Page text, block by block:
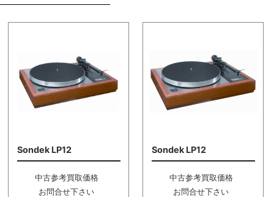
Sondek LP12
中古参考買取価格
お問合せ下さい
Sondek LP12
中古参考買取価格
お問合せ下さい